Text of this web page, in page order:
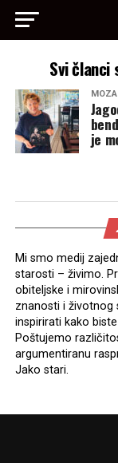
Svi članci
je
Mi smo medij
starosti – živimo.
obiteljske i
znanosti i životnog
inspirirati kako
Poštujemo
argumentiranu
Jako stari.